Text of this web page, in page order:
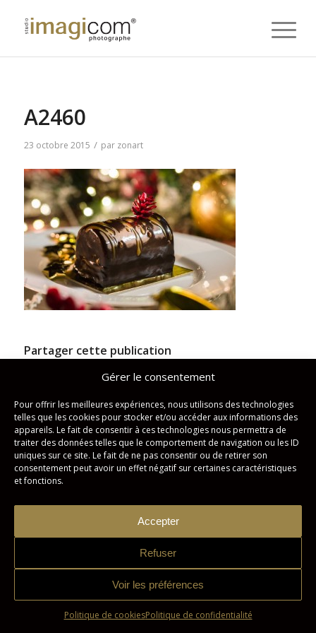
Gérer le consentement
Pour offrir les meilleures expériences, nous utilisons des technologies
telles que les cookies pour stocker et/ou accéder aux informations des
appareils. Le fait de consentir à ces technologies nous permettra de
traiter des données telles que le comportement de navigation ou les ID
uniques sur ce site. Le fait de ne pas consentir ou de retirer son
consentement peut avoir un effet négatif sur certaines caractéristiques
et fonctions.
Accepter
Refuser
Voir les préférences
Politique de cookiesPolitique de confidentialité
A2460
23 octobre 2015 / par zonart
Partager cette publication
Politique de cookies